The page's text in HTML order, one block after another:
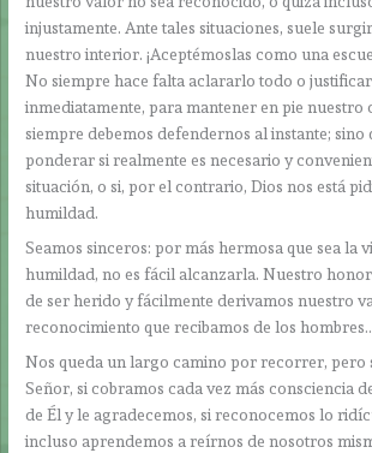
injustamente. Ante tales situaciones, suele
nuestro interior. ¡Aceptémoslas como una
No siempre hace falta aclararlo todo o
inmediatamente, para mantener en pie nuestro
siempre debemos defendernos al instante; sino
ponderar si realmente es necesario y
situación, o si, por el contrario, Dios nos está
humildad.
Seamos sinceros: por más hermosa que sea la
humildad, no es fácil alcanzarla. Nuestro
de ser herido y fácilmente derivamos nuestro
reconocimiento que recibamos de los
Nos queda un largo camino por recorrer, pero
Señor, si cobramos cada vez más consciencia
de Él y le agradecemos, si reconocemos lo
incluso aprendemos a reírnos de nosotros